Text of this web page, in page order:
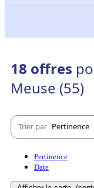
18 offres
Meuse (55)
Trier par Pertinence
Pertinence
Date